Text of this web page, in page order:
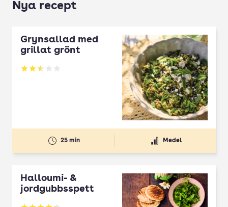
Nya recept
Grynsallad med
grillat grönt
Betyg: 2.5 av 5
25 min Medel
Halloumi- &
jordgubbsspett